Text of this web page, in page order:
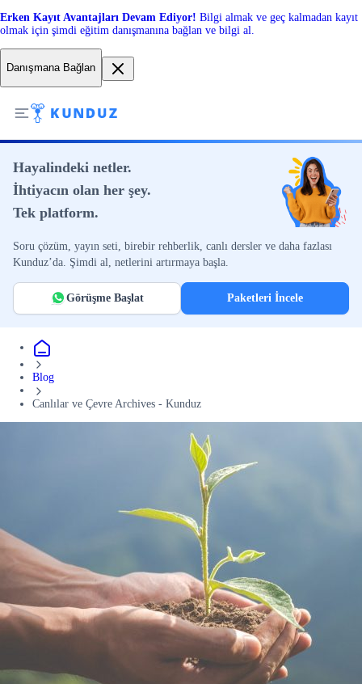
Erken Kayıt Avantajları Devam Ediyor! Bilgi almak ve geç kalmadan kayıt
olmak için şimdi eğitim danışmanına bağlan ve bilgi al.
Danışmana Bağlan
Hayalindeki netler.
İhtiyacın olan her şey.
Tek platform.
Soru çözüm, yayın seti, birebir rehberlik, canlı dersler ve daha fazlası
Kunduz’da. Şimdi al, netlerini artırmaya başla.
Görüşme Başlat Paketleri İncele
Blog
Canlılar ve Çevre Archives - Kunduz